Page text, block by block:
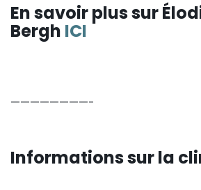
En savoir plus sur
Bergh ICI
————————-
Informations sur la